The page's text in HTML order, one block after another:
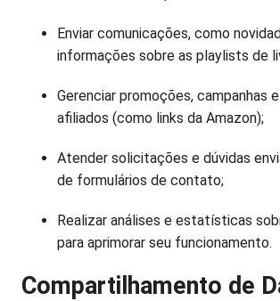
Enviar comunicações, como
informações sobre as playlists de
Gerenciar promoções, campanhas
afiliados (como links da Amazon);
Atender solicitações e dúvidas
de formulários de contato;
Realizar análises e estatísticas
para aprimorar seu funcionamento.
Compartilhamento de